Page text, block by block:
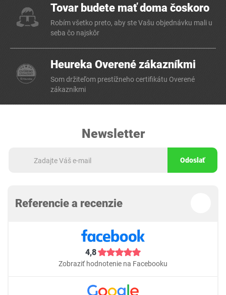
Tovar budete mať doma čoskoro
Robím všetko preto, aby ste Vašu objednávku mali u
seba čo najskôr
Heureka Overené zákazníkmi
Som držiteľom prestížneho certifikátu Overené
zákazníkmi
Newsletter
Odoslať
Referencie a recenzie
4,8
Zobraziť hodnotenie na Facebooku